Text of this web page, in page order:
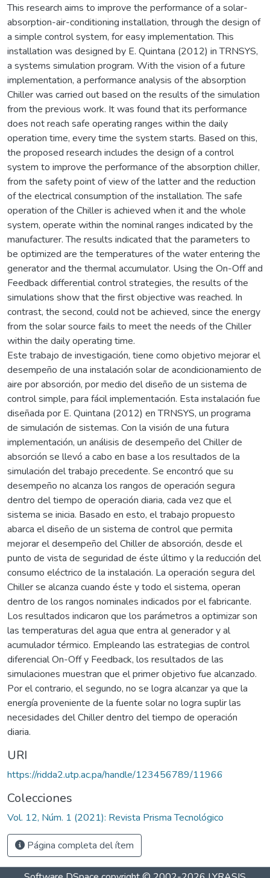
This research aims to improve the performance of a solar-
absorption-air-conditioning installation, through the design of
a simple control system, for easy implementation. This
installation was designed by E. Quintana (2012) in TRNSYS,
a systems simulation program. With the vision of a future
implementation, a performance analysis of the absorption
Chiller was carried out based on the results of the simulation
from the previous work. It was found that its performance
does not reach safe operating ranges within the daily
operation time, every time the system starts. Based on this,
the proposed research includes the design of a control
system to improve the performance of the absorption chiller,
from the safety point of view of the latter and the reduction
of the electrical consumption of the installation. The safe
operation of the Chiller is achieved when it and the whole
system, operate within the nominal ranges indicated by the
manufacturer. The results indicated that the parameters to
be optimized are the temperatures of the water entering the
generator and the thermal accumulator. Using the On-Off and
Feedback differential control strategies, the results of the
simulations show that the first objective was reached. In
contrast, the second, could not be achieved, since the energy
from the solar source fails to meet the needs of the Chiller
within the daily operating time.
Este trabajo de investigación, tiene como objetivo mejorar el
desempeño de una instalación solar de acondicionamiento de
aire por absorción, por medio del diseño de un sistema de
control simple, para fácil implementación. Esta instalación fue
diseñada por E. Quintana (2012) en TRNSYS, un programa
de simulación de sistemas. Con la visión de una futura
implementación, un análisis de desempeño del Chiller de
absorción se llevó a cabo en base a los resultados de la
simulación del trabajo precedente. Se encontró que su
desempeño no alcanza los rangos de operación segura
dentro del tiempo de operación diaria, cada vez que el
sistema se inicia. Basado en esto, el trabajo propuesto
abarca el diseño de un sistema de control que permita
mejorar el desempeño del Chiller de absorción, desde el
punto de vista de seguridad de éste último y la reducción del
consumo eléctrico de la instalación. La operación segura del
Chiller se alcanza cuando éste y todo el sistema, operan
dentro de los rangos nominales indicados por el fabricante.
Los resultados indicaron que los parámetros a optimizar son
las temperaturas del agua que entra al generador y al
acumulador térmico. Empleando las estrategias de control
diferencial On-Off y Feedback, los resultados de las
simulaciones muestran que el primer objetivo fue alcanzado.
Por el contrario, el segundo, no se logra alcanzar ya que la
energía proveniente de la fuente solar no logra suplir las
necesidades del Chiller dentro del tiempo de operación
diaria.
URI
https://ridda2.utp.ac.pa/handle/123456789/11966
Colecciones
Vol. 12, Núm. 1 (2021): Revista Prisma Tecnológico
Página completa del ítem